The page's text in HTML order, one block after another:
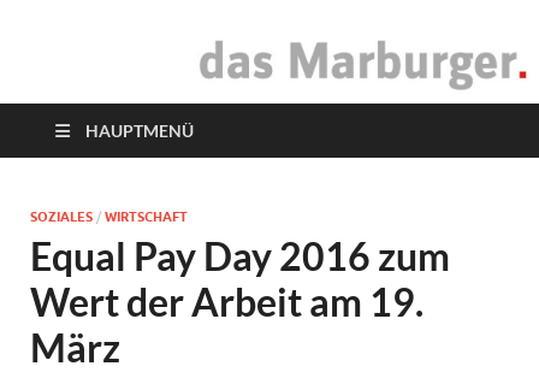
das Marburger.
HAUPTMENÜ
SOZIALES / WIRTSCHAFT
Equal Pay Day 2016 zum
Wert der Arbeit am 19.
März